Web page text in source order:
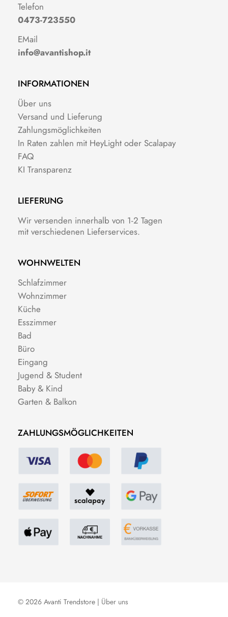
Telefon
0473-723550
EMail
info@avantishop.it
INFORMATIONEN
Über uns
Versand und Lieferung
Zahlungsmöglichkeiten
In Raten zahlen mit HeyLight oder Scalapay
FAQ
KI Transparenz
LIEFERUNG
Wir versenden innerhalb von 1-2 Tagen
mit verschiedenen Lieferservices.
WOHNWELTEN
Schlafzimmer
Wohnzimmer
Küche
Esszimmer
Bad
Büro
Eingang
Jugend & Student
Baby & Kind
Garten & Balkon
ZAHLUNGSMÖGLICHKEITEN
© 2026 Avanti Trendstore | Über uns